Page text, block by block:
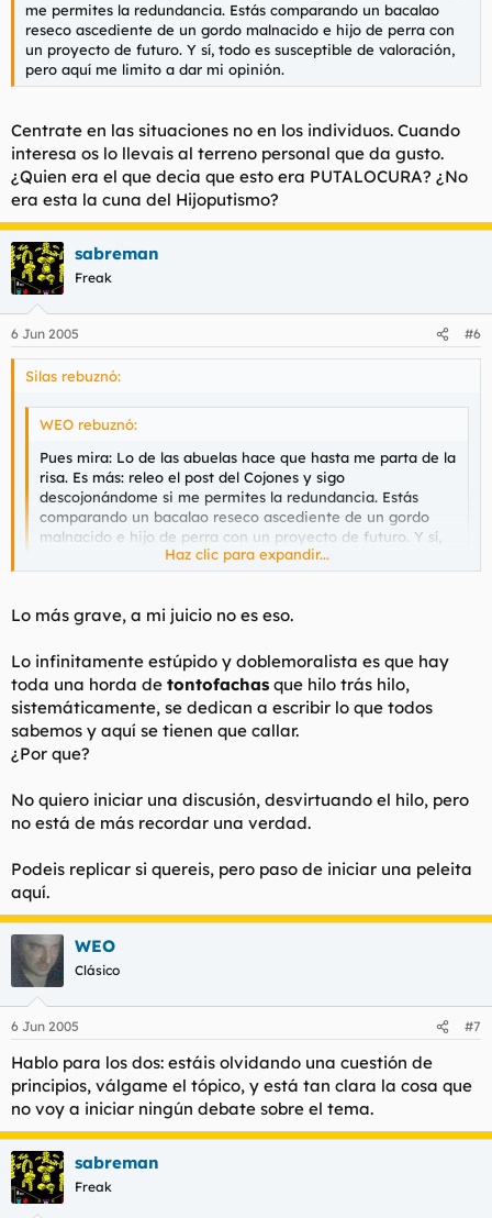
me permites la redundancia. Estás comparando un bacalao
reseco ascediente de un gordo malnacido e hijo de perra con
un proyecto de futuro. Y sí, todo es susceptible de valoración,
pero aquí me limito a dar mi opinión.
Centrate en las situaciones no en los individuos. Cuando
interesa os lo llevais al terreno personal que da gusto.
¿Quien era el que decia que esto era PUTALOCURA? ¿No
era esta la cuna del Hijoputismo?
sabreman
Freak
6 Jun 2005 #6
Silas rebuznó:
WEO rebuznó:
Pues mira: Lo de las abuelas hace que hasta me parta de la
risa. Es más: releo el post del Cojones y sigo
descojonándome si me permites la redundancia. Estás
comparando un bacalao reseco ascediente de un gordo
malnacido e hijo de perra con un proyecto de futuro. Y sí,
todo es susceptible de valoración, pero aquí me limito a dar
mi opinión.
Haz clic para expandir...
Centrate en las situaciones no en los individuos. Cuando
era el que decia que esto era PUTALOCURA? ¿No era esta la
cuna del Hijoputismo?
Haz clic para expandir...
Lo más grave, a mi juicio no es eso.
Lo infinitamente estúpido y doblemoralista es que hay
toda una horda de tontofachas que hilo trás hilo,
sistemáticamente, se dedican a escribir lo que todos
sabemos y aquí se tienen que callar.
¿Por que?
No quiero iniciar una discusión, desvirtuando el hilo, pero
no está de más recordar una verdad.
Podeis replicar si quereis, pero paso de iniciar una peleita
aquí.
WEO
Clásico
6 Jun 2005 #7
Hablo para los dos: estáis olvidando una cuestión de
principios, válgame el tópico, y está tan clara la cosa que
no voy a iniciar ningún debate sobre el tema.
sabreman
Freak